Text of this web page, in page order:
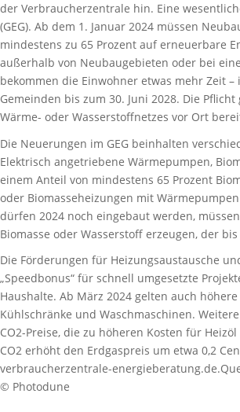
der Verbraucherzentrale hin. Eine
(GEG). Ab dem 1. Januar 2024 müssen
mindestens zu 65 Prozent auf erneuerbare
außerhalb von Neubaugebieten oder bei
bekommen die Einwohner etwas mehr Zeit
Gemeinden bis zum 30. Juni 2028. Die
Wärme- oder Wasserstoffnetzes vor Ort
Die Neuerungen im GEG beinhalten
Elektrisch angetriebene Wärmepumpen,
einem Anteil von mindestens 65 Prozent
oder Biomasseheizungen mit
dürfen 2024 noch eingebaut werden,
Biomasse oder Wasserstoff erzeugen, der
Die Förderungen für Heizungsaustausche
„Speedbonus“ für schnell umgesetzte
Haushalte. Ab März 2024 gelten auch
Kühlschränke und Waschmaschinen.
CO2-Preise, die zu höheren Kosten für
CO2 erhöht den Erdgaspreis um etwa 0,2
verbraucherzentrale-
© Photodune